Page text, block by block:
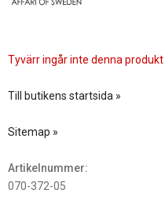
Tyvärr ingår inte denna
Till butikens startsida »
Sitemap »
Artikelnummer:
070-372-05